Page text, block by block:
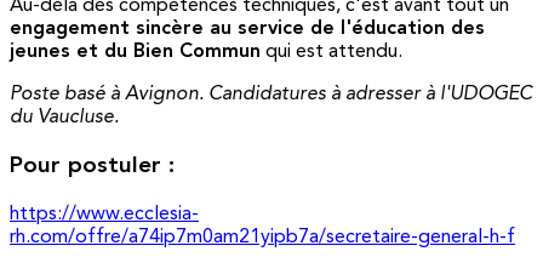
Au-delà des compétences techniques, c'est avant tout un
engagement sincère au service de l'éducation des
jeunes et du Bien Commun qui est attendu.
Poste basé à Avignon. Candidatures à adresser à l'UDOGEC
du Vaucluse.
Pour postuler :
https://www.ecclesia-
rh.com/offre/a74ip7m0am21yipb7a/secretaire-general-h-f